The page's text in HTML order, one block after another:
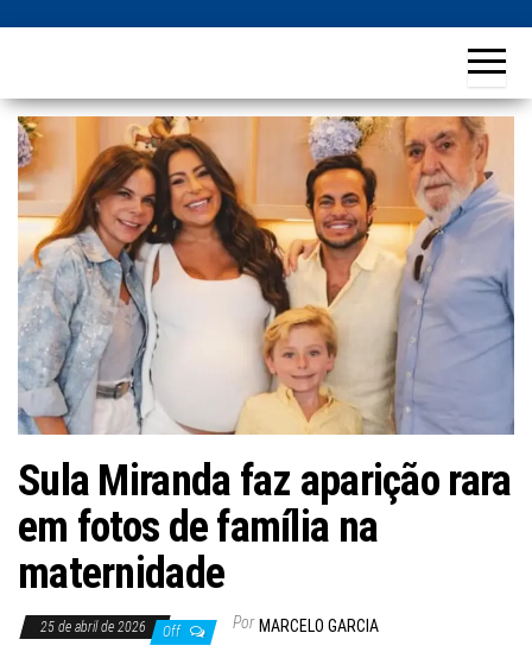
Sula Miranda faz aparição rara
em fotos de família na
maternidade
25 de abril de 2026 Off Por MARCELO GARCIA